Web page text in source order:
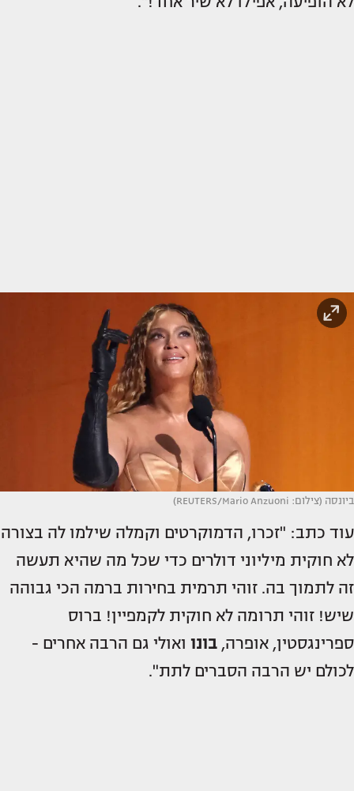
ביונסה (צילום: REUTERS/Mario Anzuoni)
עוד כתב: "זכרו, הדמוקרטים וקמלה שילמו לה בצורה
לא חוקית מיליוני דולרים כדי שכל מה שהיא תעשה
זה לתמוך בה. זוהי תרמית בחירות ברמה הכי גבוהה
שיש! זוהי תרומה לא חוקית לקמפיין! ברוס
ספרינגסטין, אופרה, בונו ואולי גם הרבה אחרים -
לכולם יש הרבה הסברים לתת".